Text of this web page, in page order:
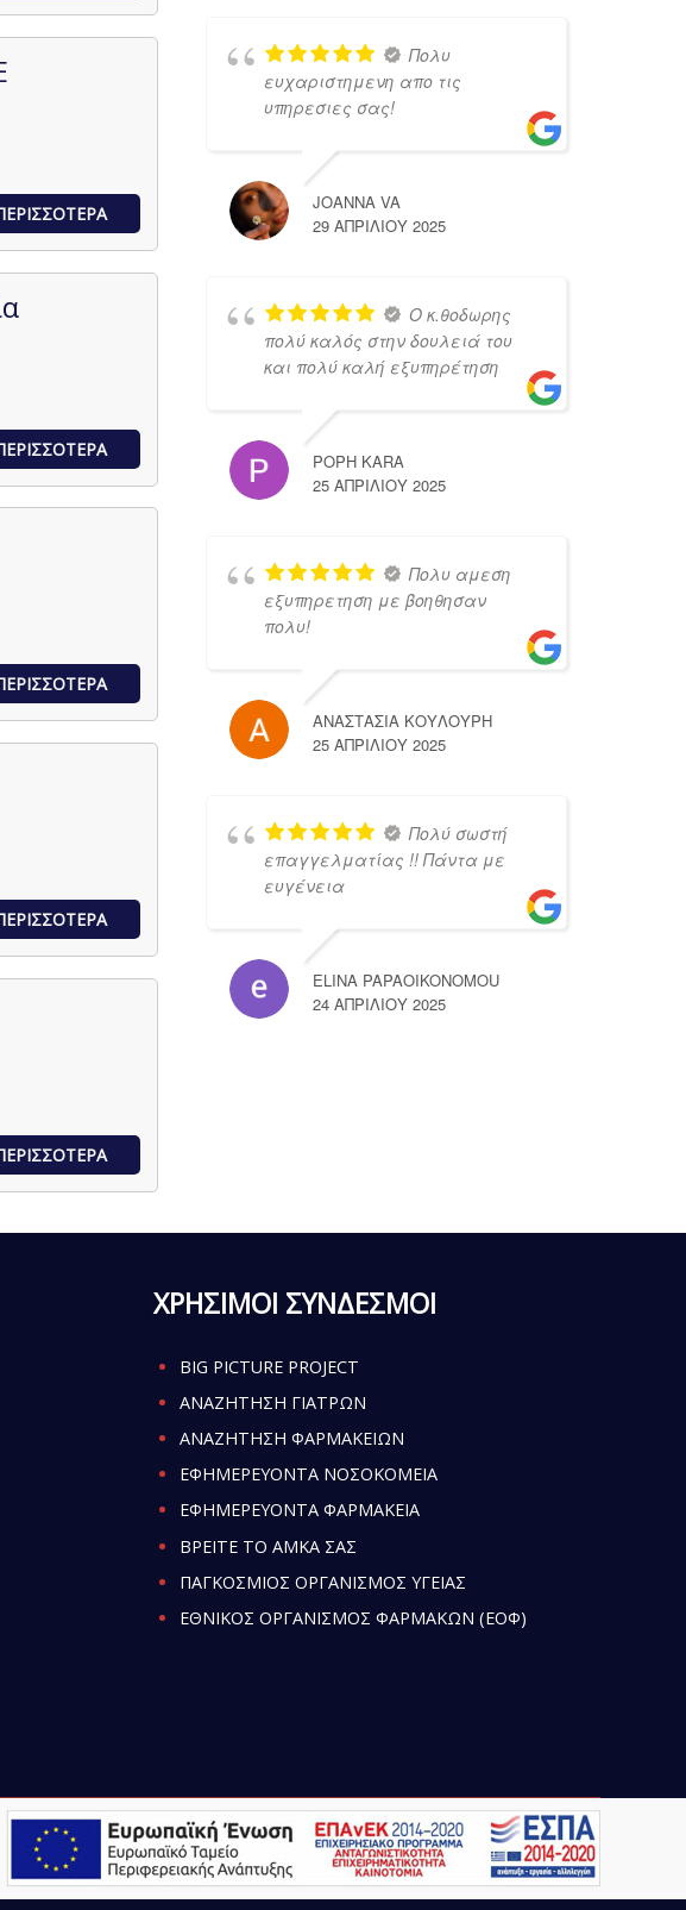
Πολυ
ευχαριστημενη απο τις
υπηρεσιες σας!
JOANNA VA
29 ΑΠΡΙΛΊΟΥ 2025
Ο κ.θοδωρης
πολύ καλός στην δουλειά του
και πολύ καλή εξυπηρέτηση
POPH KARA
25 ΑΠΡΙΛΊΟΥ 2025
Πολυ αμεση
εξυπηρετηση με βοηθησαν
πολυ!
ΑΝΑΣΤΑΣΙΑ ΚΟΥΛΟΥΡΗ
25 ΑΠΡΙΛΊΟΥ 2025
Πολύ σωστή
επαγγελματίας !! Πάντα με
ευγένεια
ELINA PAPAOIKONOMOU
24 ΑΠΡΙΛΊΟΥ 2025
ΧΡΗΣΙΜΟΙ ΣΥΝΔΕΣΜΟΙ
BIG PICTURE PROJECT
ΑΝΑΖΗΤΗΣΗ ΓΙΑΤΡΩΝ
ΑΝΑΖΗΤΗΣΗ ΦΑΡΜΑΚΕΙΩΝ
ΕΦΗΜΕΡΕΥΟΝΤΑ ΝΟΣΟΚΟΜΕΙΑ
ΕΦΗΜΕΡΕΥΟΝΤΑ ΦΑΡΜΑΚΕΙΑ
ΒΡΕΙΤΕ ΤΟ ΑΜΚΑ ΣΑΣ
ΠΑΓΚΟΣΜΙΟΣ ΟΡΓΑΝΙΣΜΟΣ ΥΓΕΙΑΣ
ΕΘΝΙΚΟΣ ΟΡΓΑΝΙΣΜΟΣ ΦΑΡΜΑΚΩΝ (ΕΟΦ)